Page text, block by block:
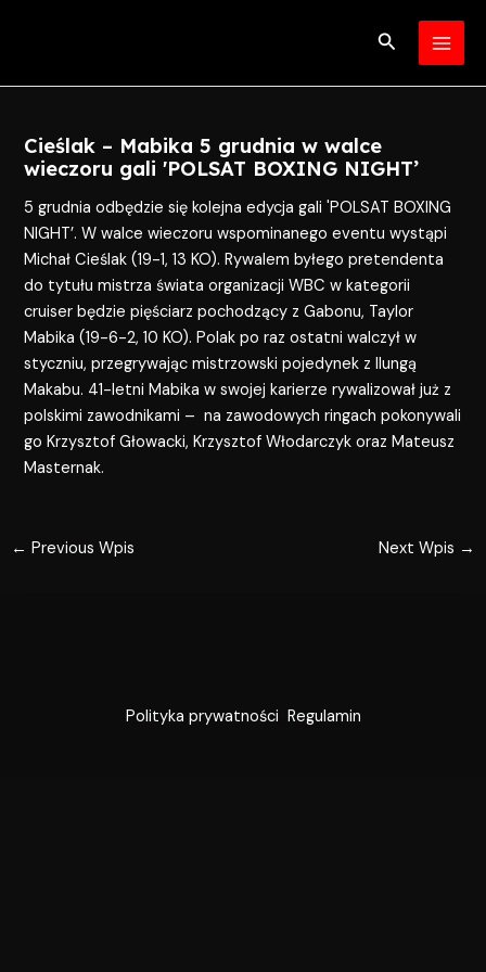
Search
Cieślak – Mabika 5 grudnia w walce
wieczoru gali 'POLSAT BOXING NIGHT’
5 grudnia odbędzie się kolejna edycja gali 'POLSAT BOXING
NIGHT’. W walce wieczoru wspominanego eventu wystąpi
Michał Cieślak (19-1, 13 KO). Rywalem byłego pretendenta
do tytułu mistrza świata organizacji WBC w kategorii
cruiser będzie pięściarz pochodzący z Gabonu, Taylor
Mabika (19-6-2, 10 KO). Polak po raz ostatni walczył w
styczniu, przegrywając mistrzowski pojedynek z Ilungą
Makabu. 41-letni Mabika w swojej karierze rywalizował już z
polskimi zawodnikami – na zawodowych ringach pokonywali
go Krzysztof Głowacki, Krzysztof Włodarczyk oraz Mateusz
Masternak.
← Previous Wpis Next Wpis →
Polityka prywatności Regulamin